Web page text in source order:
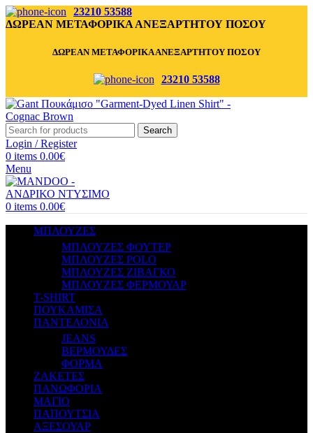
23210 53588
ΔΩΡΕΑΝ ΜΕΤΑΦΟΡΙΚΑ ΑΝΕΞΑΡΤΗΤΟΥ ΠΟΣΟΥ
ΔΩΡΕΑΝ ΜΕΤΑΦΟΡΙΚΑ ΑΝΕΞΑΡΤΗΤΟΥ ΠΟΣΟΥ
23210 53588
Search
Login / Register
0 items 0.00€
Menu
0 items 0.00€
ΜΠΛΟΥΖΕΣ
ΜΠΛΟΥΖΕΣ ΦΟΥΤΕΡ
ΜΠΛΟΥΖΕΣ POLO
ΜΠΛΟΥΖΕΣ ΖΙΒΑΓΚΟ
ΜΠΛΟΥΖΕΣ ΦΕΡΜΟΥΑΡ
T-SHIRT
ΠΟΥΚΑΜΙΣΑ
ΠΑΝΤΕΛΟΝΙΑ
JEANS
ΒΕΡΜΟΥΔΕΣ
ΦΟΡΜΑ
ΖΑΚΕΤΕΣ
ΠΑΝΩΦΟΡΙΑ
ΜΑΓΙΟ
ΠΑΠΟΥΤΣΙΑ
ΑΞΕΣΟΥΑΡ